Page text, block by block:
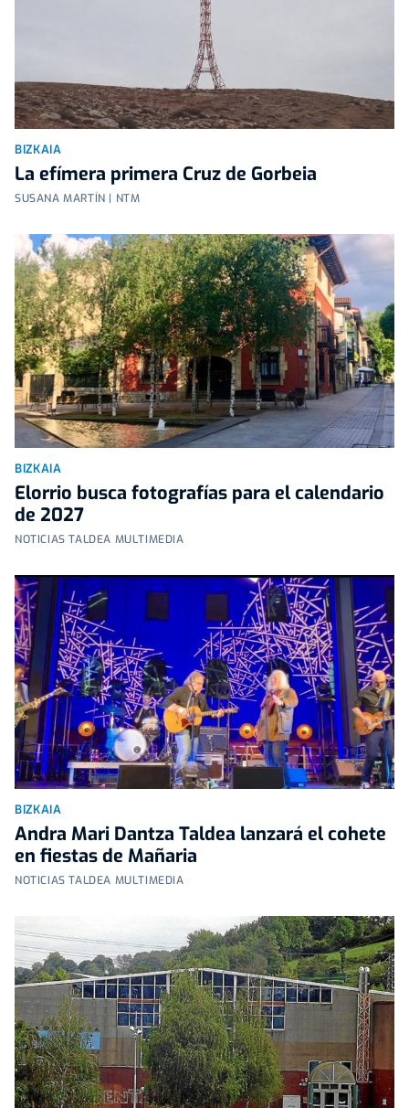
BIZKAIA
La efímera primera Cruz de Gorbeia
SUSANA MARTÍN | NTM
BIZKAIA
Elorrio busca fotografías para el calendario
de 2027
NOTICIAS TALDEA MULTIMEDIA
BIZKAIA
Andra Mari Dantza Taldea lanzará el cohete
en fiestas de Mañaria
NOTICIAS TALDEA MULTIMEDIA